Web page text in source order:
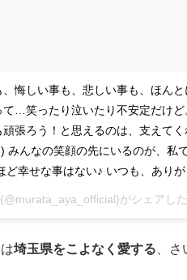
、悔しい事も、悲しい事も、ほん
て…笑ったり泣いたり不安定だけど
頑張ろう！と思えるのは、支えて
みんなの笑顔の先にいるのが、私
ど幸せな事はない♪‬ ‪いつも、あ
がシェアし
埼玉県をこよなく愛する 、